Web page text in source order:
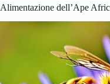
Alimentazione dell’Ape